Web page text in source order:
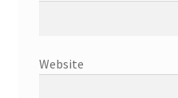
Website